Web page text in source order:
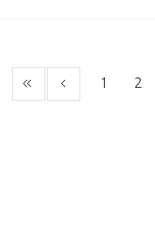
1 2